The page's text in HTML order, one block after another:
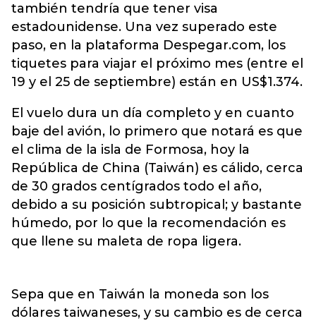
también tendría que tener visa
estadounidense. Una vez superado este
paso, en la plataforma Despegar.com, los
tiquetes para viajar el próximo mes (entre el
19 y el 25 de septiembre) están en US$1.374.
El vuelo dura un día completo y en cuanto
baje del avión, lo primero que notará es que
el clima de la isla de Formosa, hoy la
República de China (Taiwán) es cálido, cerca
de 30 grados centígrados todo el año,
debido a su posición subtropical; y bastante
húmedo, por lo que la recomendación es
que llene su maleta de ropa ligera.
Sepa que en Taiwán la moneda son los
dólares taiwaneses, y su cambio es de cerca